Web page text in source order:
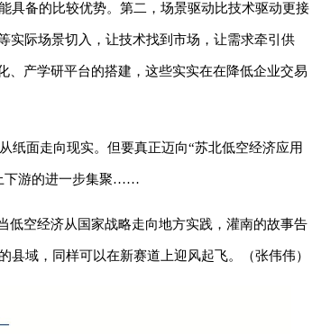
备的比较优势。第二，场景驱动比技术驱动更接
实际场景切入，让技术找到市场，让需求牵引供
、产学研平台的搭建，这些实实在在降低企业交易
纸面走向现实。但要真正迈向“苏北低空经济应用
下游的进一步集聚……
空经济从国家战略走向地方实践，灌南的故事告
县域，同样可以在新赛道上迎风起飞。（张伟伟）